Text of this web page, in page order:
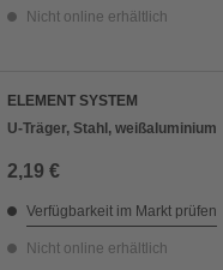
Nicht online erhältlich
ELEMENT SYSTEM
U-Träger, Stahl, weißaluminium
2,19 €
Verfügbarkeit im Markt prüfen
Nicht online erhältlich